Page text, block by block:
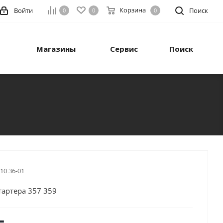
Поиск
0 0 Корзина 0
Войти
Магазины Сервис Поиск
36-01
357 359